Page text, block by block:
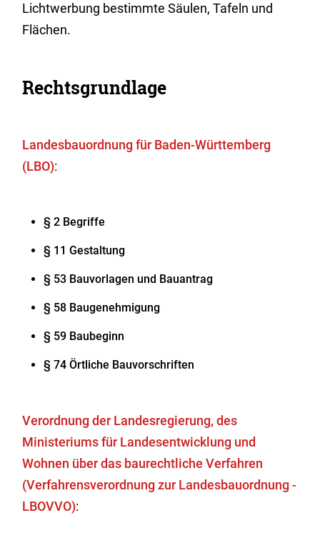
Lichtwerbung bestimmte Säulen, Tafeln und
Flächen.
Rechtsgrundlage
Landesbauordnung für Baden-Württemberg
(LBO):
§ 2 Begriffe
§ 11 Gestaltung
§ 53 Bauvorlagen und Bauantrag
§ 58 Baugenehmigung
§ 59 Baubeginn
§ 74 Örtliche Bauvorschriften
Verordnung der Landesregierung, des
Ministeriums für Landesentwicklung und
Wohnen über das baurechtliche Verfahren
(Verfahrensverordnung zur Landesbauordnung -
LBOVVO):